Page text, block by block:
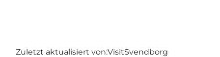
Zuletzt aktualisiert von:VisitSvendborg